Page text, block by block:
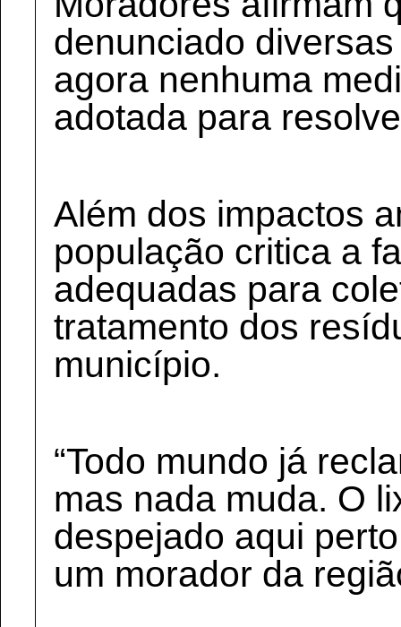
denunciado
agora nenhuma
adotada para
Além dos impactos
população critica a
adequadas para
tratamento dos
município.
“Todo mundo já
mas nada muda. O
despejado aqui
um morador da